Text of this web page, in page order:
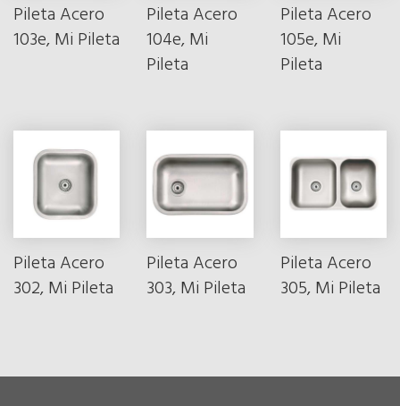
Pileta Acero
103e, Mi Pileta
Pileta Acero
104e, Mi
Pileta
Pileta Acero
105e, Mi
Pileta
Pileta Acero
302, Mi Pileta
Pileta Acero
303, Mi Pileta
Pileta Acero
305, Mi Pileta